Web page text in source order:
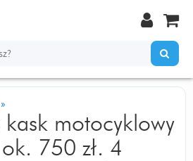
»
kask motocyklowy
750 zł. 4